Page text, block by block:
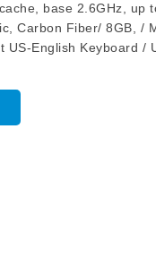
base 2.6GHz, up
Carbon Fiber/ 8GB, /
US-English Keyboard /